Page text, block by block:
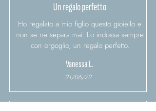
Un regalo perfetto
Ho regalato a mio figlio questo gioiello e
non se ne separa mai. Lo indossa sempre
con orgoglio, un regalo perfetto.
Vanessa L.
21/06/22